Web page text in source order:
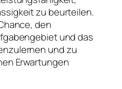
zu beurteilen.
den
und das
und zu
Erwartungen